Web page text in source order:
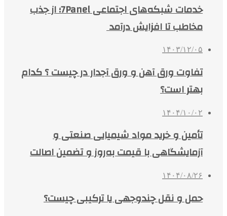
خدمات شبکه‌های اجتماعی 7Panel؛ از جذب
مخاطب تا افزایش درآمد
۱۴۰۳/۱۲/۰۵
تفاوت ورق آهن و ورق آجدار در چیست ؟ کدام
بهتر است؟
۱۴۰۴/۱۰/۰۲
تأمین و خرید مواد شیمیایی صنعتی و
آزمایشگاهی با قیمت به‌روز و تضمین اصالت
۱۴۰۴/۰۸/۲۶
حمل و نقل چندوجهی یا ترکیبی چیست؟